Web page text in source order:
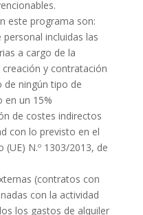
este programa son:
incluidas las
a cargo de la
y contratación
de ningún tipo de
en un 15%
de costes indirectos
con lo previsto en el
(UE) N.º 1303/2013, de
(contratos con
con la actividad
los gastos de alquiler